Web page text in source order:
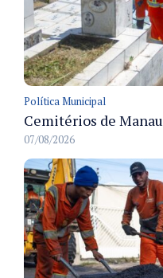
Política Municipal
07/08/2026